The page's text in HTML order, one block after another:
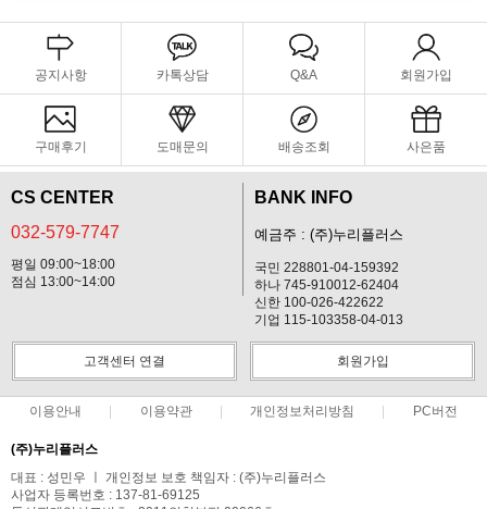
공지사항 카톡상담 Q&A 회원가입
구매후기 도매문의 배송조회 사은품
CS CENTER
032-579-7747
평일 09:00~18:00
점심 13:00~14:00
BANK INFO
예금주 : (주)누리플러스
국민 228801-04-159392
하나 745-910012-62404
신한 100-026-422622
기업 115-103358-04-013
고객센터 연결 회원가입
이용안내 이용약관 개인정보처리방침 PC버전
(주)누리플러스
대표 : 성민우 ㅣ 개인정보 보호 책임자 : (주)누리플러스
사업자 등록번호 : 137-81-69125